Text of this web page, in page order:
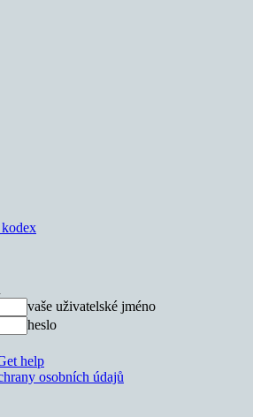
vaše uživatelské jméno
heslo
help
osobních údajů